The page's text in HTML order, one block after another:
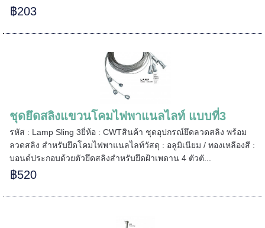
฿203
ชุดยึดสลิงแขวนโคมไฟพาแนลไลท์ แบบที่3
รหัส : Lamp Sling 3ยี่ห้อ : CWTสินค้า ชุดอุปกรณ์ยึดลวดสลิง พร้อม
ลวดสลิง สำหรับยึดโคมไฟพาแนลไลท์วัสดุ : อลูมิเนียม / ทองเหลืองสี :
บอนด์ประกอบด้วยตัวยึดสลิงสำหรับยึดฝ้าเพดาน 4 ตัวตั...
฿520